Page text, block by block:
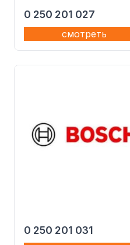
0 250 201 027
смотреть
0 250 201 031